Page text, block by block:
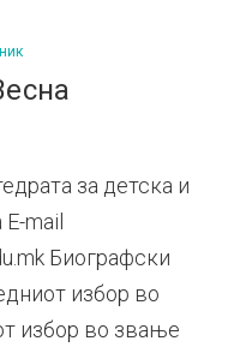
за детска и
mail
Биографски
избор во
избор во звање